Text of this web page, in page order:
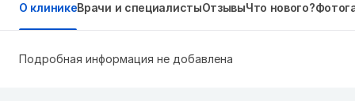
О клиникеВрачи и специалистыОтзывыЧто нового?
Подробная информация не добавлена